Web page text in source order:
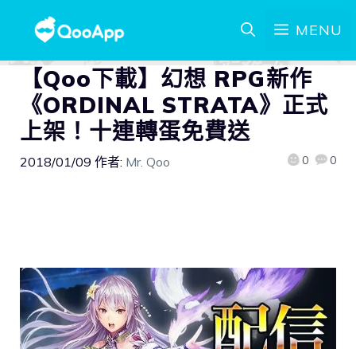
MENU
【Qoo下載】幻想 RPG新作
《ORDINAL STRATA》正式
上架！十連轉蛋免費送
2018/01/09 作者: Mr. Qoo 0 0